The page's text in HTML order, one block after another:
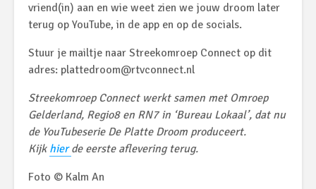
vriend(in) aan en wie weet zien we jouw droom later
terug op YouTube, in de app en op de socials.
Stuur je mailtje naar Streekomroep Connect op dit
adres: plattedroom@rtvconnect.nl
Streekomroep Connect werkt samen met Omroep
Gelderland, Regio8 en RN7 in ‘Bureau Lokaal’, dat nu
de YouTubeserie De Platte Droom produceert.
Kijk hierde eerste aflevering terug.
Foto © Kalm An